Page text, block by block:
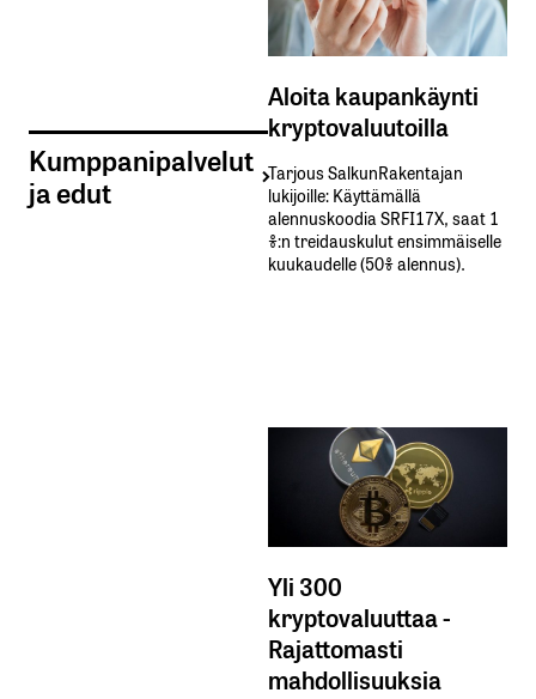
Kumppanipalvelut
ja edut
Aloita kaupankäynti
kryptovaluutoilla
Tarjous SalkunRakentajan
lukijoille: Käyttämällä​ ​
alennuskoodia​ ​SRFI17X,​ ​saat​ ​1
%:n treidauskulut​ ​ensimmäiselle​ ​
kuukaudelle​ ​(50%​ ​alennus).
Yli 300
kryptovaluuttaa -
Rajattomasti
mahdollisuuksia